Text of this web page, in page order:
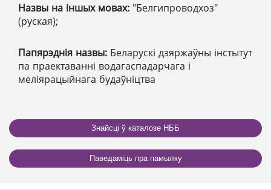
Назвы на іншых мовах: "Белгипроводхоз"
(руская);
Папярэднія назвы: Беларускі дзяржаўны інстытут
па праектаванні водагаспадарчага і
меліярацыйнага будаўніцтва
Знайсці ў каталозе НББ
Паведаміць пра памылку